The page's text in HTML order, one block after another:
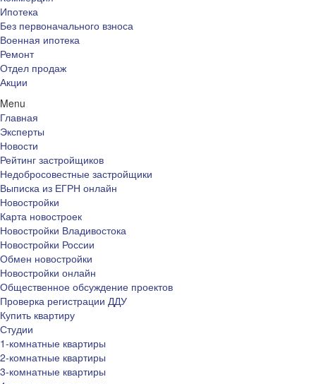
Ипотека
Без первоначального взноса
Военная ипотека
Ремонт
Отдел продаж
Акции
Menu
Главная
Эксперты
Новости
Рейтинг застройщиков
Недобросовестные застройщики
Выписка из ЕГРН онлайн
Новостройки
Карта новостроек
Новостройки Владивостока
Новостройки России
Обмен новостройки
Новостройки онлайн
Общественное обсуждение проектов
Проверка регистрации ДДУ
Купить квартиру
Студии
1-комнатные квартиры
2-комнатные квартиры
3-комнатные квартиры